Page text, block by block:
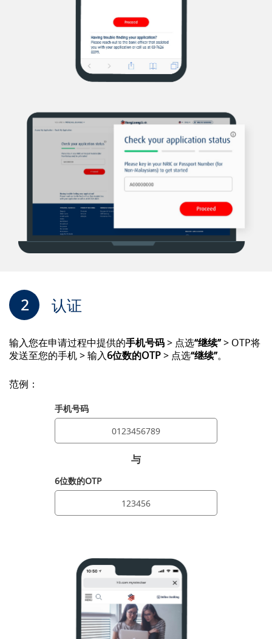
2 认证
输入您在申请过程中提供的手机号码> 点选“继续”> OTP将
发送至您的手机 > 输入6位数的OTP> 点选“继续”。
范例：
手机号码
与
6位数的OTP